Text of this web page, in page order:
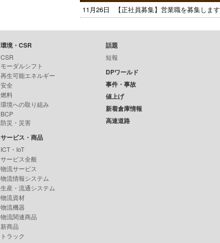
11月26日 【正社員募集】営業職を募集します
環境・CSR
CSR
モーダルシフト
再生可能エネルギー
安全
燃料
環境への取り組み
BCP
防災・災害
サービス・商品
ICT・IoT
サービス全般
物流サービス
物流情報システム
生産・流通システム
物流資材
物流機器
物流関連商品
新商品
トラック
話題
短報
DPワールド
事件・事故
値上げ
新着倉庫情報
高速道路